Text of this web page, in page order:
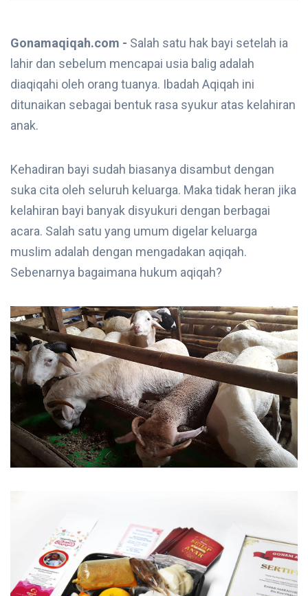
Gonamaqiqah.com - Salah satu hak bayi setelah ia
lahir dan sebelum mencapai usia balig adalah
diaqiqahi oleh orang tuanya. Ibadah Aqiqah ini
ditunaikan sebagai bentuk rasa syukur atas kelahiran
anak.
Kehadiran bayi sudah biasanya disambut dengan
suka cita oleh seluruh keluarga. Maka tidak heran jika
kelahiran bayi banyak disyukuri dengan berbagai
acara. Salah satu yang umum digelar keluarga
muslim adalah dengan mengadakan aqiqah.
Sebenarnya bagaimana hukum aqiqah?